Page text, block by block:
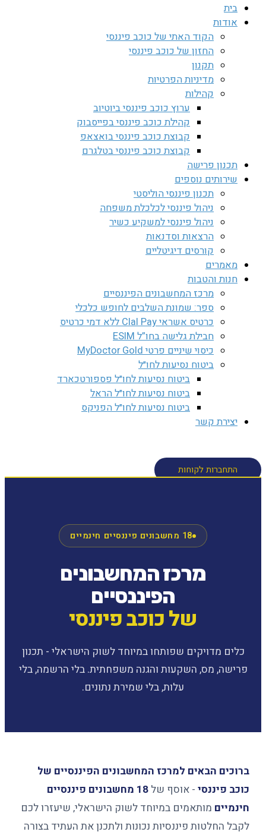
בית
אודות
הקוד האתי של כוכב פיננסי
החזון של כוכב פיננסי
תקנון
מדיניות הפרטיות
קהילות
ערוץ כוכב פיננסי ביוטיוב
קהילת כוכב פיננסי בפייסבוק
קבוצת כוכב פיננסי בואצאפ
קבוצת כוכב פיננסי בטלגרם
תכנון פרישה
שירותים נוספים
תכנון פיננסי הוליסטי
ניהול פיננסי לכלכלת משפחה
ניהול פיננסי למשקיע כשיר
הרצאות וסדנאות
קורסים דיגיטליים
מאמרים
חנות והטבות
מרכז המחשבונים הפיננסיים
ספר: שמונת השלבים לחופש כלכלי
כרטיס אשראי Clal Pay ללא דמי כרטיס
חבילת גלישה בחו”ל ESIM
כיסוי שיניים פרטי MyDoctor Gold
ביטוח נסיעות לחו״ל
ביטוח נסיעות לחו״ל פספורטכארד
ביטוח נסיעות לחו״ל הראל
ביטוח נסיעות לחו״ל הפניקס
יצירת קשר
התחברות לקוחות
18 מחשבונים פיננסיים חינמיים
מרכז המחשבונים
הפיננסיים
של כוכב פיננסי
כלים מדויקים שפותחו במיוחד לשוק הישראלי - תכנון
פרישה, מס, השקעות והגנה משפחתית. בלי הרשמה, בלי
עלות, בלי שמירת נתונים.
ברוכים הבאים למרכז המחשבונים הפיננסיים של
כוכב פיננסי - אוסף של
18 מחשבונים פיננסיים
חינמיים מותאמים במיוחד לשוק הישראלי, שיעזרו לכם
לקבל החלטות פיננסיות נכונות ולתכנן את העתיד בצורה